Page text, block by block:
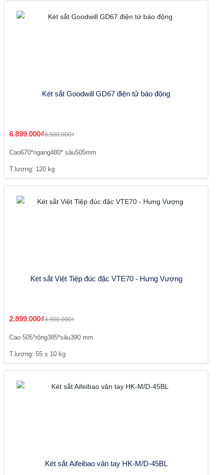
Két sắt Goodwill GD67 điện tử báo động
6.899.000₫8.500.000₫
Cao670*ngang480* sâu505mm
T.lượng: 120 kg
Két sắt Việt Tiệp đúc đặc VTE70 - Hưng Vượng
2.899.000₫3.900.000₫
Cao 505*rộng385*sâu390 mm
T.lượng: 55 ± 10 kg
Két sắt Aifeibao vân tay HK-M/D-45BL